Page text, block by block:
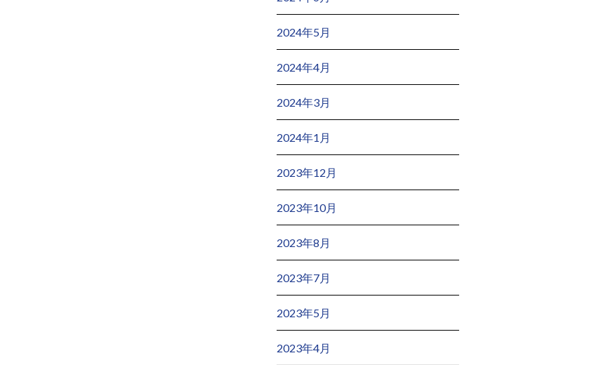
2024年5月
2024年4月
2024年3月
2024年1月
2023年12月
2023年10月
2023年8月
2023年7月
2023年5月
2023年4月